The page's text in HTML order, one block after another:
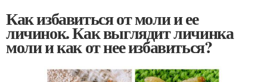
Как избавиться от моли и ее
личинок. Как выглядит личинка
моли и как от нее избавиться?